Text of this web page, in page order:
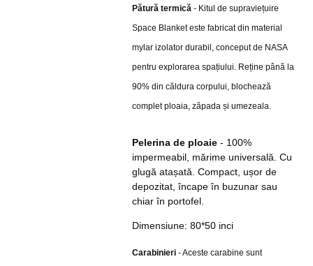
Pătură termică - Kitul de supraviețuire
Space Blanket este fabricat din material
mylar izolator durabil, conceput de NASA
pentru explorarea spațiului. Reține până la
90% din căldura corpului, blochează
complet ploaia, zăpada și umezeala.
Pelerina de ploaie- 100%
impermeabil, mărime universală. Cu
glugă atașată. Compact, ușor de
depozitat, încape în buzunar sau
chiar în portofel.
Dimensiune: 80*50 inci
Carabinieri- Aceste carabine sunt